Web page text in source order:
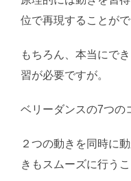
位で再現することがで
もちろん、本当にで
習が必要ですが。
ベリーダンスの7つの
２つの動きを同時に
きもスムーズに行う